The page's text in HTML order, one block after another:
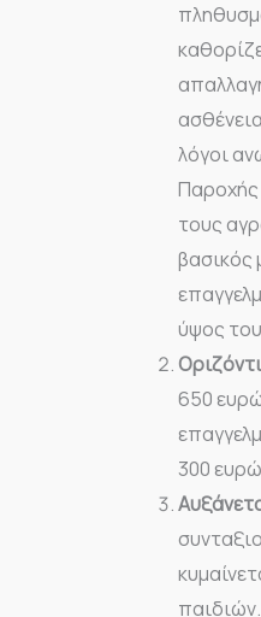
λόγοι
τους
βασικός
ύψος
650
300
παιδιών.